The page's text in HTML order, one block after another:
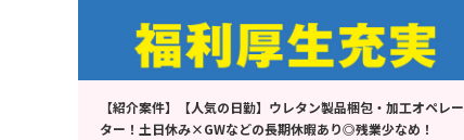
【紹介案件】【人気の日勤】ウレタン製品梱包・加工オペレー
ター！土日休み×GWなどの長期休暇あり◎残業少なめ！